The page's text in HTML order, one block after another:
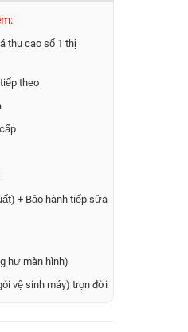
thu cao số 1 thị
theo
+ Bảo hành tiếp sửa
hư màn hình)
vệ sinh máy) trọn đời